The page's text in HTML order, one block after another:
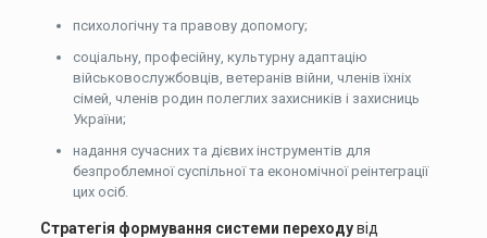
психологічну та правову допомогу;
соціальну, професійну, культурну адаптацію
військовослужбовців, ветеранів війни, членів їхніх
сімей, членів родин полеглих захисників і захисниць
України;
надання сучасних та дієвих інструментів для
безпроблемної суспільної та економічної реінтеграції
цих осіб.
Стратегія формування системи переходувід